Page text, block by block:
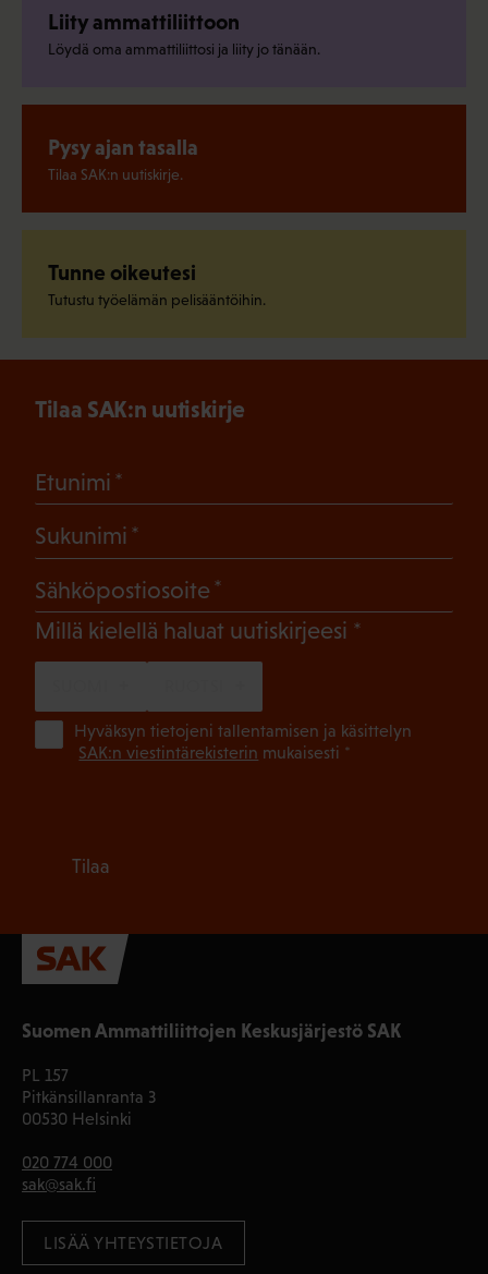
Liity ammattiliittoon
Löydä oma ammattiliittosi ja liity jo tänään.
Pysy ajan tasalla
Tilaa SAK:n uutiskirje.
Tunne oikeutesi
Tutustu työelämän pelisääntöihin.
Suomen Ammattiliittojen Keskusjärjestö SAK
PL 157
Pitkänsillanranta 3
00530 Helsinki
020 774 000
sak@sak.fi
LISÄÄ YHTEYSTIETOJA
Tilaa SAK:n uutiskirje
Etunimi
Sukunimi
Sähköpostiosoite
Millä kielellä haluat uutiskirjeesi (Pakollinen)
Hyväksyn tietojeni tallentamisen ja käsittelyn
SAK:n viestintärekisterin mukaisesti *
Tilaa